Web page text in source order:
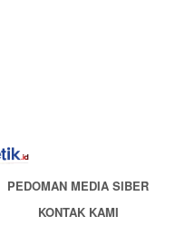
PEDOMAN MEDIA SIBER
KONTAK KAMI